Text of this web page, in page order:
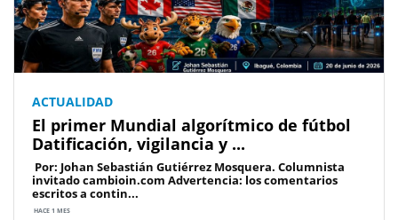
ACTUALIDAD
El primer Mundial algorítmico de fútbol
Datificación, vigilancia y ...
Por: Johan Sebastián Gutiérrez Mosquera. Columnista
invitado cambioin.com Advertencia: los comentarios
escritos a contin...
HACE 1 MES